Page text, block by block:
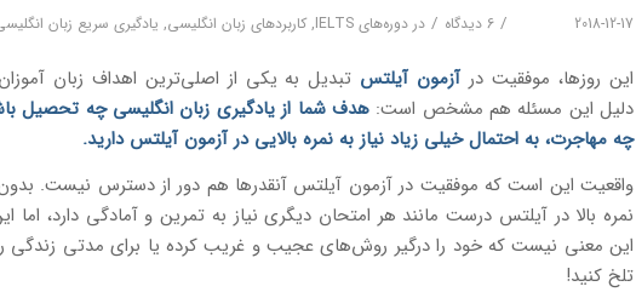
2018-12-17
/ 6 دیدگاه / در دوره‌های IELTS , کاربردهای زبان انگلیسی, یادگیری سریع زبان
این روزها، موفقیت در آزمون آیلتس تبدیل به یکی از اصلی‌ترین اهداف زبان
دلیل این مسئله هم مشخص است:هدف شما از یادگیری زبان انگلیسی چه تحصیل
چه مهاجرت، به احتمال خیلی زیاد نیاز به نمره بالایی در آزمون آیلتس دارید.
واقعیت این است که موفقیت در آزمون آیلتس آنقدرها هم دور از دسترس نیست.
نمره بالا در آیلتس درست مانند هر امتحان دیگری نیاز به تمرین و آمادگی دارد،
این معنی نیست که خود را درگیر روش‌های عجیب و غریب کرده یا برای مدتی زندگی
تلخ کنید!